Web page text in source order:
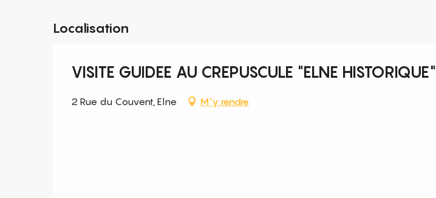
Localisation
VISITE GUIDEE AU CREPUSCULE "ELNE HISTORIQUE"
2 Rue du Couvent, Elne M'y rendre